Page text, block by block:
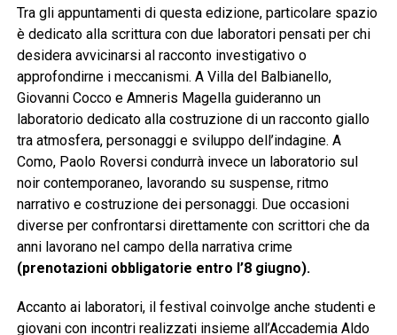
Tra gli appuntamenti di questa edizione, particolare spazio
è dedicato alla scrittura con due laboratori pensati per chi
desidera avvicinarsi al racconto investigativo o
approfondirne i meccanismi. A Villa del Balbianello,
Giovanni Cocco e Amneris Magella guideranno un
laboratorio dedicato alla costruzione di un racconto giallo
tra atmosfera, personaggi e sviluppo dell’indagine. A
Como, Paolo Roversi condurrà invece un laboratorio sul
noir contemporaneo, lavorando su suspense, ritmo
narrativo e costruzione dei personaggi. Due occasioni
diverse per confrontarsi direttamente con scrittori che da
anni lavorano nel campo della narrativa crime
(prenotazioni obbligatorie entro l’8 giugno).
Accanto ai laboratori, il festival coinvolge anche studenti e
giovani con incontri realizzati insieme all’Accademia Aldo